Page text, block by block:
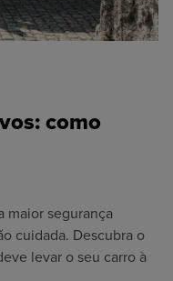
como
maior segurança
cuidada. Descubra o
levar o seu carro à